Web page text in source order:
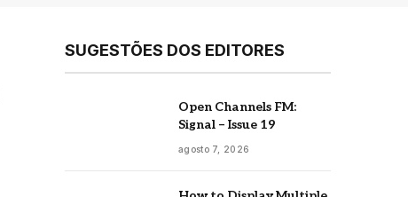
SUGESTÕES DOS EDITORES
Open Channels FM:
Signal – Issue 19
agosto 7, 2026